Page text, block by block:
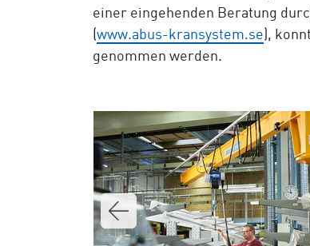
einer eingehenden Beratung
(www.abus-kransystem.se),
genommen werden.